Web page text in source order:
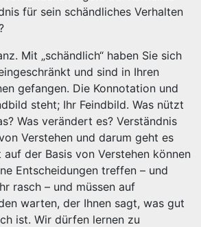
für sein schändliches Verhalten
Mit „schändlich“ haben Sie sich
und sind in Ihren
gefangen. Die Konnotation und
steht; Ihr Feindbild. Was nützt
Was verändert es? Verständnis
Verstehen und darum geht es
auf der Basis von Verstehen können
Entscheidungen treffen – und
rasch – und müssen auf
warten, der Ihnen sagt, was gut
ist. Wir dürfen lernen zu